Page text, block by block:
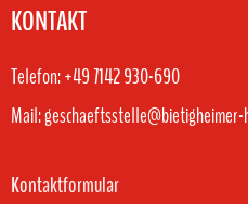
KONTAKT
Telefon: +49 7142 930-690
Mail: geschaeftsstelle@bietigheimer-
Kontaktformular